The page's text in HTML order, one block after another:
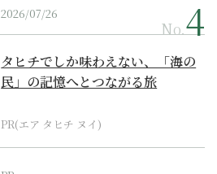
2026/07/26
No.
タヒチでしか味わえない、「海の
民」の記憶へとつながる旅
PR(エア タヒチ ヌイ)